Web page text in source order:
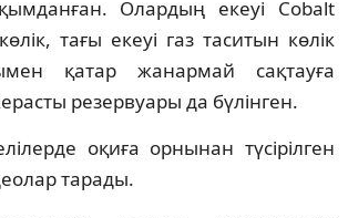
Олардың екеуі Cobalt
тағы екеуі газ таситын көлік
қатар жанармай сақтауға
резервуары да бүлінген.
оқиға орнынан түсірілген
тарады.